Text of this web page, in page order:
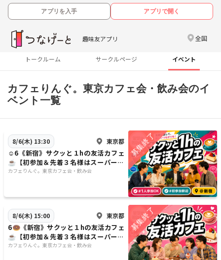
アプリを入手 アプリで開く
趣味友アプリ 全国
トークルーム サークルページ イベント
カフェりんぐ。東京カフェ会・飲み会のイ
ベント一覧
8/6(木) 13:30 東京都
☺️6《新宿》サクッと１hの友活カフェ
☕️【初参加＆先着３名様はスーパー割
引】素敵な1日は素敵な出会いから✨
カフェりんぐ。東京カフェ会・飲み会
8/6(木) 15:00 東京都
6🍩《新宿》サクッと１hの友活カフェ
☕️【初参加＆先着３名様はスーパー割
引】素敵な1日は素敵な出会いから✨
カフェりんぐ。東京カフェ会・飲み会